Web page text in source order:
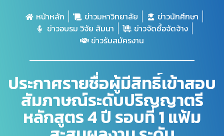
หน้าหลัก ข่าวมหาวิทยาลัย
ข่าวนักศึกษา
ข่าวอบรม วิจัย สัมนา
ข่าวจัดซื้อจัดจ้าง
ข่าวรับสมัครงาน
ประกาศรายชื่อผู้มีสิทธิ์เข้าสอบ
สัมภาษณ์ระดับปริญญาตรี
หลักสูตร 4 ปี รอบที่ 1 แฟ้ม